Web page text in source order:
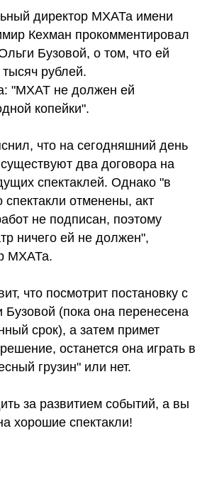
директор МХАТа имени
Кехман прокомментировал
Бузовой, о том, что ей
рублей.
"МХАТ не должен ей
копейки".
что на сегодняшний день
два договора на
спектаклей. Однако "в
спектакли отменены, акт
не подписан, поэтому
ничего ей не должен",
МХАТа.
что посмотрит постановку с
Бузовой (пока она перенесена
срок), а затем примет
останется она играть в
грузин" или нет.
за развитием событий, а вы
хорошие спектакли!